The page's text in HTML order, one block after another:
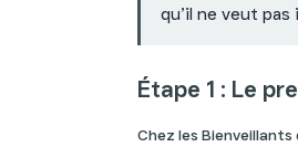
qu’il ne veut
Étape 1 : Le
Chez les